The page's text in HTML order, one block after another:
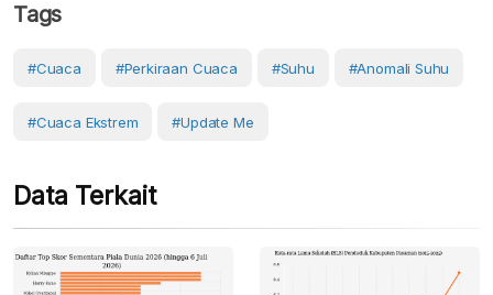
Tags
#cuaca #perkiraan Cuaca #Suhu #anomali Suhu
#Cuaca Ekstrem #Update Me
Data Terkait